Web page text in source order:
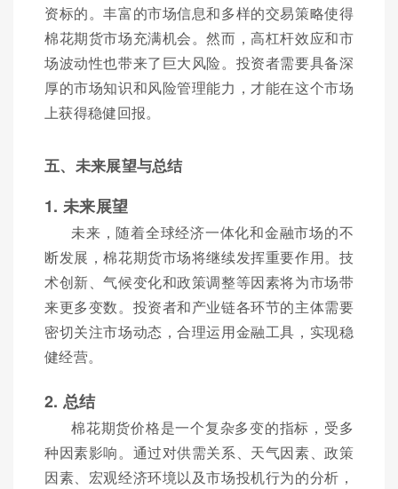
资标的。丰富的市场信息和多样的交易策略使得
棉花期货市场充满机会。然而，高杠杆效应和市
场波动性也带来了巨大风险。投资者需要具备深
厚的市场知识和风险管理能力，才能在这个市场
上获得稳健回报。
五、未来展望与总结
1. 未来展望
未来，随着全球经济一体化和金融市场的不
断发展，棉花期货市场将继续发挥重要作用。技
术创新、气候变化和政策调整等因素将为市场带
来更多变数。投资者和产业链各环节的主体需要
密切关注市场动态，合理运用金融工具，实现稳
健经营。
2. 总结
棉花期货价格是一个复杂多变的指标，受多
种因素影响。通过对供需关系、天气因素、政策
因素、宏观经济环境以及市场投机行为的分析，